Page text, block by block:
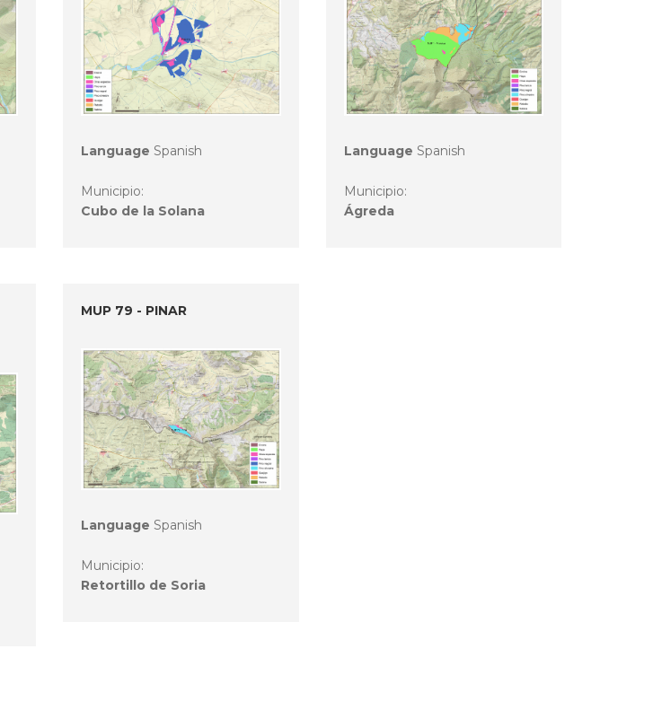
Language Spanish
Municipio:
Cubo de la Solana
Language Spanish
Municipio:
Ágreda
MUP 79 - PINAR
Language Spanish
Municipio:
Retortillo de Soria